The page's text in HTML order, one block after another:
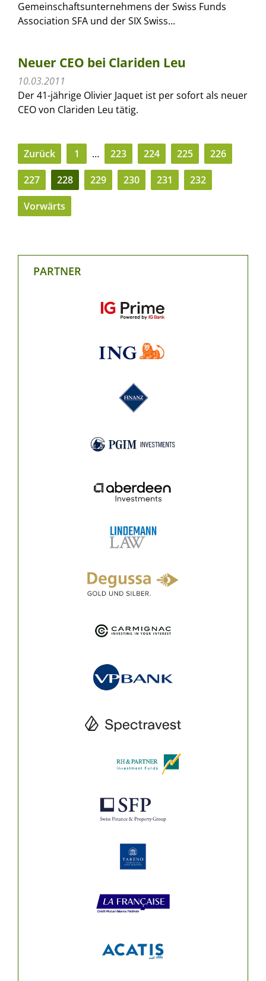
Gemeinschaftsunternehmens der Swiss Funds
Association SFA und der SIX Swiss...
Neuer CEO bei Clariden Leu
10.03.2011
Der 41-jährige Olivier Jaquet ist per sofort als neuer
CEO von Clariden Leu tätig.
Zurück 1 … 223 224 225
226
227
228 229 230 231
232
Vorwärts
PARTNER